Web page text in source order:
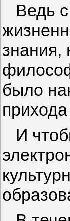
Ведь с
знания,
было
И